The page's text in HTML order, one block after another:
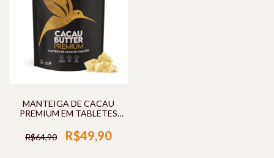
MANTEIGA DE CACAU
PREMIUM EM TABLETES
R$64,90
R$49,90